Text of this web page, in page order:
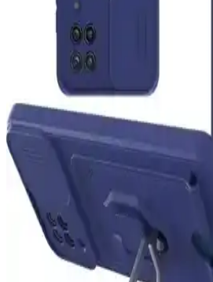
Havit I62 Katlanabilir
İncelemesi ve Kullanıcı
Havit I62 Bluetooth kulaklık, şık
ses kalitesi ile öne çıkar. Kablosuz ve
sunar, spor ve seyahatlerinizde
Prolysus Samsung Galaxy M51
Cüzdan Kılıfı: Şıklık ve
Samsung Galaxy M51 için tasarlanmış
cüzdan kılıfı, şıklık ve dayanıklılığı bir
taşıma imkanıyla günlük kullanımda
Eonaks P13 Blue Plus 2022
Şık ve Güvenli Telefon